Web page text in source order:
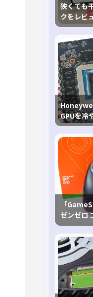
狭くても
クをレビ
GPUを冷
「
ゼンゼロ